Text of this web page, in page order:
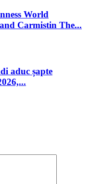
World
Carmistin The...
aduc șapte